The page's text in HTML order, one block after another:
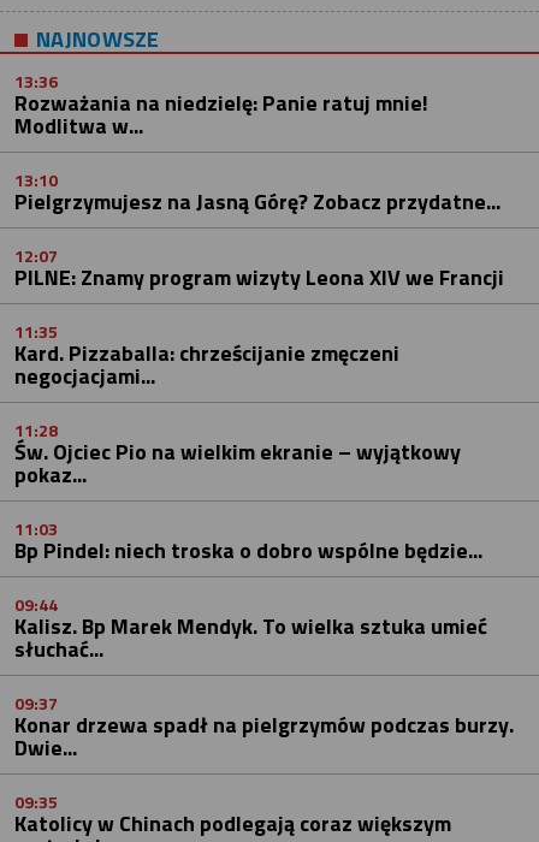
NAJNOWSZE
13:36
Rozważania na niedzielę: Panie ratuj mnie!
Modlitwa w...
13:10
Pielgrzymujesz na Jasną Górę? Zobacz przydatne...
12:07
PILNE: Znamy program wizyty Leona XIV we Francji
11:35
Kard. Pizzaballa: chrześcijanie zmęczeni
negocjacjami...
11:28
Św. Ojciec Pio na wielkim ekranie – wyjątkowy
pokaz...
11:03
Bp Pindel: niech troska o dobro wspólne będzie...
09:44
Kalisz. Bp Marek Mendyk. To wielka sztuka umieć
słuchać...
09:37
Konar drzewa spadł na pielgrzymów podczas burzy.
Dwie...
09:35
Katolicy w Chinach podlegają coraz większym